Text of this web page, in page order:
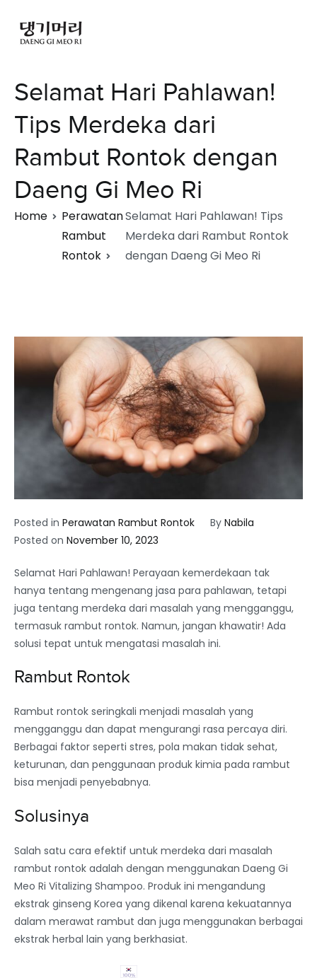
Selamat Hari Pahlawan!
Tips Merdeka dari
Rambut Rontok dengan
Daeng Gi Meo Ri
Home
Perawatan
Rambut
Rontok
Selamat Hari Pahlawan! Tips
Merdeka dari Rambut Rontok
dengan Daeng Gi Meo Ri
Posted in Perawatan Rambut Rontok By Nabila
Posted on November 10, 2023
Selamat Hari Pahlawan! Perayaan kemerdekaan tak
hanya tentang mengenang jasa para pahlawan, tetapi
juga tentang merdeka dari masalah yang mengganggu,
termasuk rambut rontok. Namun, jangan khawatir! Ada
solusi tepat untuk mengatasi masalah ini.
Rambut Rontok
Rambut rontok seringkali menjadi masalah yang
mengganggu dan dapat mengurangi rasa percaya diri.
Berbagai faktor seperti stres, pola makan tidak sehat,
keturunan, dan penggunaan produk kimia pada rambut
bisa menjadi penyebabnya.
Solusinya
Salah satu cara efektif untuk merdeka dari masalah
rambut rontok adalah dengan menggunakan Daeng Gi
Meo Ri Vitalizing Shampoo. Produk ini mengandung
ekstrak ginseng Korea yang dikenal karena kekuatannya
dalam merawat rambut dan juga menggunakan berbagai
ekstrak herbal lain yang berkhasiat.